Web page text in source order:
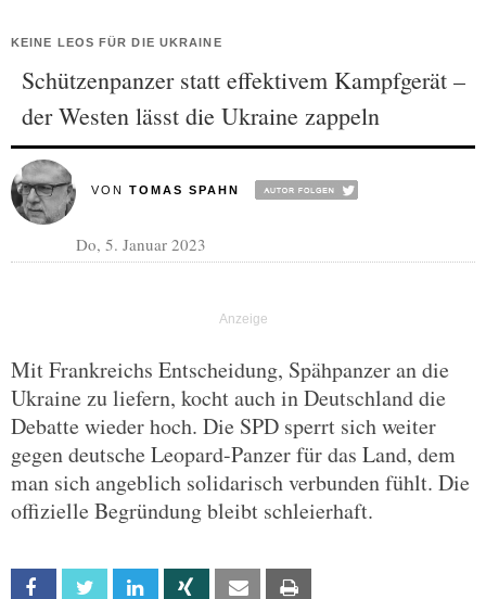
KEINE LEOS FÜR DIE UKRAINE
Schützenpanzer statt effektivem Kampfgerät –
der Westen lässt die Ukraine zappeln
VON TOMAS SPAHN
Do, 5. Januar 2023
Mit Frankreichs Entscheidung, Spähpanzer an die
Ukraine zu liefern, kocht auch in Deutschland die
Debatte wieder hoch. Die SPD sperrt sich weiter
gegen deutsche Leopard-Panzer für das Land, dem
man sich angeblich solidarisch verbunden fühlt. Die
offizielle Begründung bleibt schleierhaft.
Facebook Twitter Linkedin Xing Email